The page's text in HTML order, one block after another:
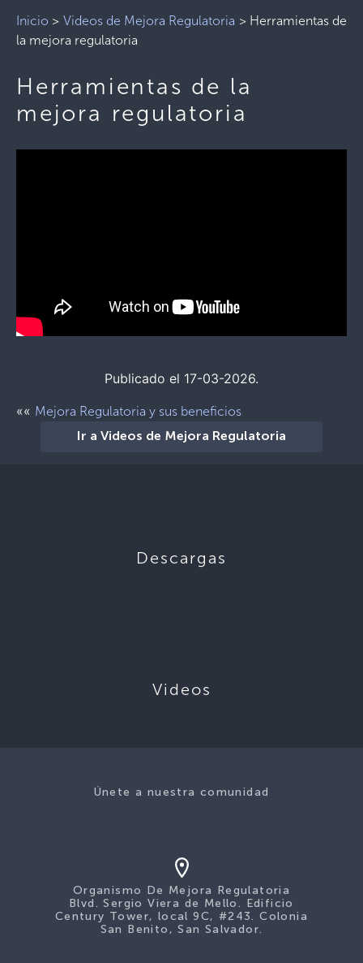
Inicio > Videos de Mejora Regulatoria > Herramientas de
la mejora regulatoria
Herramientas de la
mejora regulatoria
Publicado el 17-03-2026.
«« Mejora Regulatoria y sus beneficios
Ir a Videos de Mejora Regulatoria
Descargas
Videos
Únete a nuestra comunidad
Organismo De Mejora Regulatoria
Blvd. Sergio Viera de Mello. Edificio
Century Tower, local 9C, #243. Colonia
San Benito, San Salvador.